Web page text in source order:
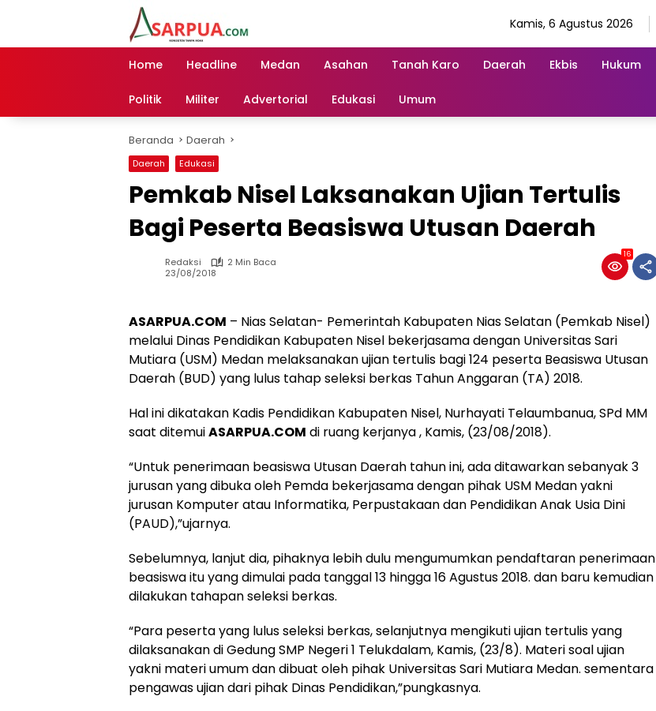
Kamis, 6 Agustus 2026
Home Headline Medan Asahan Tanah Karo Daerah Ekbis Hukum
Politik Militer Advertorial Edukasi Umum
Beranda Daerah
Daerah Edukasi
Pemkab Nisel Laksanakan Ujian Tertulis
Bagi Peserta Beasiswa Utusan Daerah
Redaksi
2 Min Baca
23/08/2018
16
ASARPUA.COM – Nias Selatan- Pemerintah Kabupaten Nias Selatan (Pemkab Nisel)
melalui Dinas Pendidikan Kabupaten Nisel bekerjasama dengan Universitas Sari
Mutiara (USM) Medan melaksanakan ujian tertulis bagi 124 peserta Beasiswa Utusan
Daerah (BUD) yang lulus tahap seleksi berkas Tahun Anggaran (TA) 2018.
Hal ini dikatakan Kadis Pendidikan Kabupaten Nisel, Nurhayati Telaumbanua, SPd MM
saat ditemuiASARPUA.COM di ruang kerjanya , Kamis, (23/08/2018).
“Untuk penerimaan beasiswa Utusan Daerah tahun ini, ada ditawarkan sebanyak 3
jurusan yang dibuka oleh Pemda bekerjasama dengan pihak USM Medan yakni
jurusan Komputer atau Informatika, Perpustakaan dan Pendidikan Anak Usia Dini
(PAUD),”ujarnya.
Sebelumnya, lanjut dia, pihaknya lebih dulu mengumumkan pendaftaran penerimaan
beasiswa itu yang dimulai pada tanggal 13 hingga 16 Agustus 2018. dan baru kemudian
dilakukan tahapan seleksi berkas.
“Para peserta yang lulus seleksi berkas, selanjutnya mengikuti ujian tertulis yang
dilaksanakan di Gedung SMP Negeri 1 Telukdalam, Kamis, (23/8). Materi soal ujian
yakni materi umum dan dibuat oleh pihak Universitas Sari Mutiara Medan. sementara
pengawas ujian dari pihak Dinas Pendidikan,”pungkasnya.